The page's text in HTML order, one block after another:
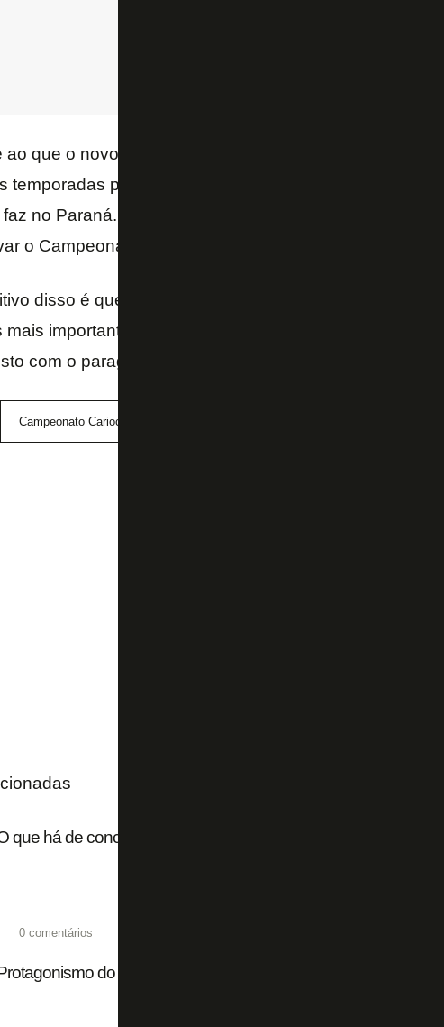
ao que o novo Botafogo pensa do Campeonato
temporadas passe a jogar com o time B, a exemplo do
no Paraná. Uma gestão profissional não demora
o Campeonato Carioca ao pé da letra.
disso é que o clube não quer correr o risco de
mais importantes. Assim está procurando um goleiro do
com o paraguaio. Isso sim é importante.
Campeonato Carioca
que há de concreto sobre Pedro no Botafogo
0 comentários
do Botafogo na busca por reforços muda a mídia